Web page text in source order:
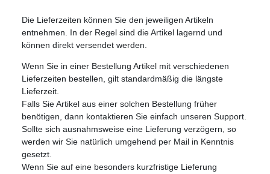
Die Lieferzeiten können Sie den jeweiligen Artikeln
entnehmen. In der Regel sind die Artikel lagernd und
können direkt versendet werden.
Wenn Sie in einer Bestellung Artikel mit verschiedenen
Lieferzeiten bestellen, gilt standardmäßig die längste
Lieferzeit.
Falls Sie Artikel aus einer solchen Bestellung früher
benötigen, dann kontaktieren Sie einfach unseren Support.
Sollte sich ausnahmsweise eine Lieferung verzögern, so
werden wir Sie natürlich umgehend per Mail in Kenntnis
gesetzt.
Wenn Sie auf eine besonders kurzfristige Lieferung